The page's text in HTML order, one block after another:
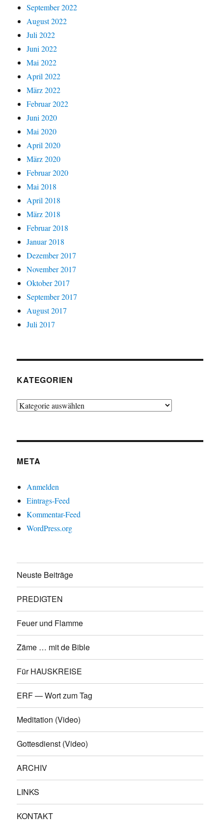
September 2022
August 2022
Juli 2022
Juni 2022
Mai 2022
April 2022
März 2022
Februar 2022
Juni 2020
Mai 2020
April 2020
März 2020
Februar 2020
Mai 2018
April 2018
März 2018
Februar 2018
Januar 2018
Dezember 2017
November 2017
Oktober 2017
September 2017
August 2017
Juli 2017
KATEGORIEN
Kategorien
META
Anmelden
Eintrags-Feed
Kommentar-Feed
WordPress.org
Neuste Beiträge
PREDIGTEN
Feuer und Flamme
Zäme … mit de Bible
Für HAUSKREISE
ERF — Wort zum Tag
Meditation (Video)
Gottesdienst (Video)
ARCHIV
LINKS
KONTAKT